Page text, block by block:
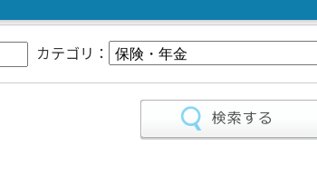
カテゴリ：